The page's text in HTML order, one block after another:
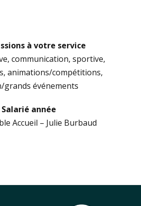
à votre service
communication, sportive,
animations/compétitions,
grands événements
Salarié année
Accueil – Julie Burbaud